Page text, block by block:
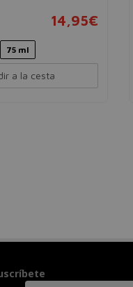
14,95€
75 ml
a la cesta